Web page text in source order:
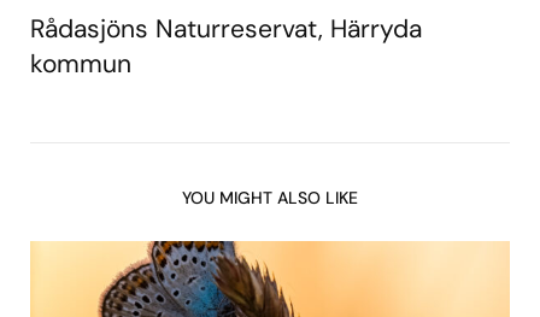
Rådasjöns Naturreservat, Härryda
kommun
YOU MIGHT ALSO LIKE